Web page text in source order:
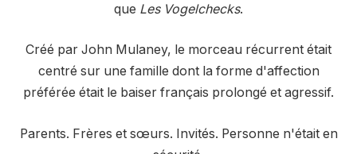
que Les Vogelchecks.
Créé par John Mulaney, le morceau récurrent était
centré sur une famille dont la forme d'affection
préférée était le baiser français prolongé et agressif.
Parents. Frères et sœurs. Invités. Personne n'était en